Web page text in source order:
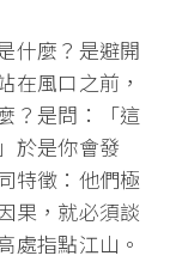
什麼？是避開
在風口之前，
？是問：「這
於是你會發
特徵：他們極
果， 就必須談
處指點江山。